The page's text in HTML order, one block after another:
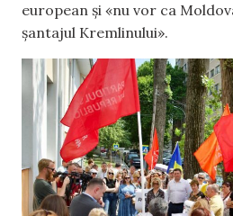
european și «nu vor ca
șantajul Kremlinului».